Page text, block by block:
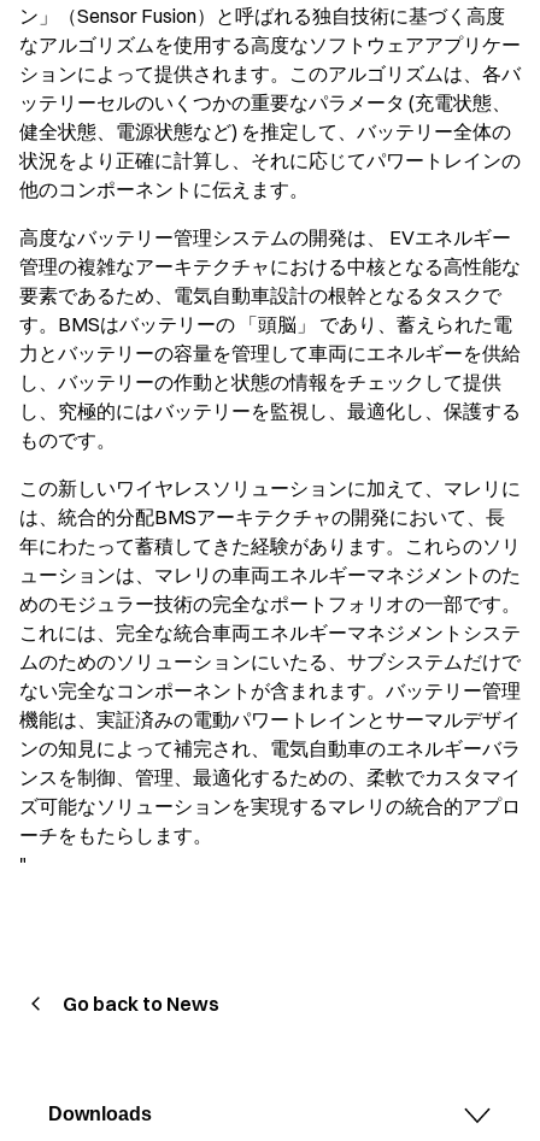
ン」（Sensor Fusion）と呼ばれる独自技術に基づく高度
なアルゴリズムを使用する高度なソフトウェアアプリケー
ションによって提供されます。このアルゴリズムは、各バ
ッテリーセルのいくつかの重要なパラメータ (充電状態、
健全状態、電源状態など) を推定して、バッテリー全体の
状況をより正確に計算し、それに応じてパワートレインの
他のコンポーネントに伝えます。
高度なバッテリー管理システムの開発は、 EVエネルギー
管理の複雑なアーキテクチャにおける中核となる高性能な
要素であるため、電気自動車設計の根幹となるタスクで
す。BMSはバッテリーの 「頭脳」 であり、蓄えられた電
力とバッテリーの容量を管理して車両にエネルギーを供給
し、バッテリーの作動と状態の情報をチェックして提供
し、究極的にはバッテリーを監視し、最適化し、保護する
ものです。
この新しいワイヤレスソリューションに加えて、マレリに
は、統合的分配BMSアーキテクチャの開発において、長
年にわたって蓄積してきた経験があります。これらのソリ
ューションは、マレリの車両エネルギーマネジメントのた
めのモジュラー技術の完全なポートフォリオの一部です。
これには、完全な統合車両エネルギーマネジメントシステ
ムのためのソリューションにいたる、サブシステムだけで
ない完全なコンポーネントが含まれます。バッテリー管理
機能は、実証済みの電動パワートレインとサーマルデザイ
ンの知見によって補完され、電気自動車のエネルギーバラ
ンスを制御、管理、最適化するための、柔軟でカスタマイ
ズ可能なソリューションを実現するマレリの統合的アプロ
ーチをもたらします。
"
Go back to News
Downloads